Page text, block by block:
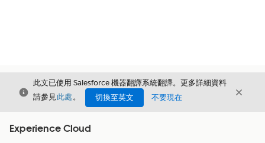
結束
此文已使用 Salesforce 機器翻譯系統翻譯。更多詳細資料
請參見此處。 切換至英文 不要現在 結束
Experience Cloud